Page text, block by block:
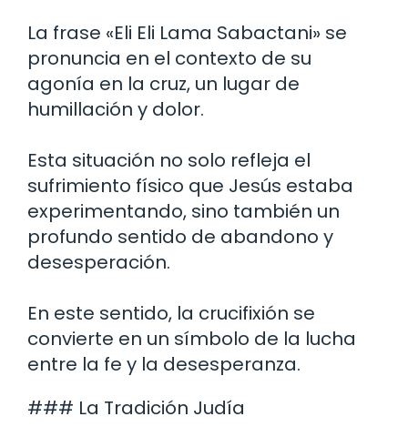
La frase «Eli Eli Lama Sabactani» se
pronuncia en el contexto de su
agonía en la cruz, un lugar de
humillación y dolor.
Esta situación no solo refleja el
sufrimiento físico que Jesús estaba
experimentando, sino también un
profundo sentido de abandono y
desesperación.
En este sentido, la crucifixión se
convierte en un símbolo de la lucha
entre la fe y la desesperanza.
### La Tradición Judía